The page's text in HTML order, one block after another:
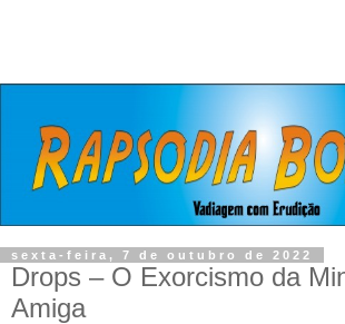
sexta-feira, 7 de outubro de 2022
Drops – O Exorcismo da
Amiga